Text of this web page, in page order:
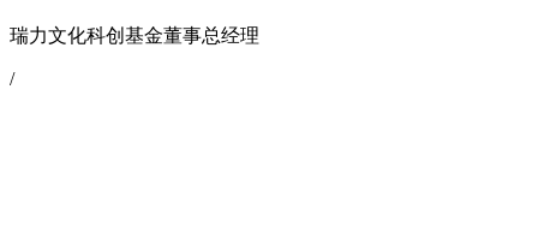
瑞力文化科创基金董事总经理
/